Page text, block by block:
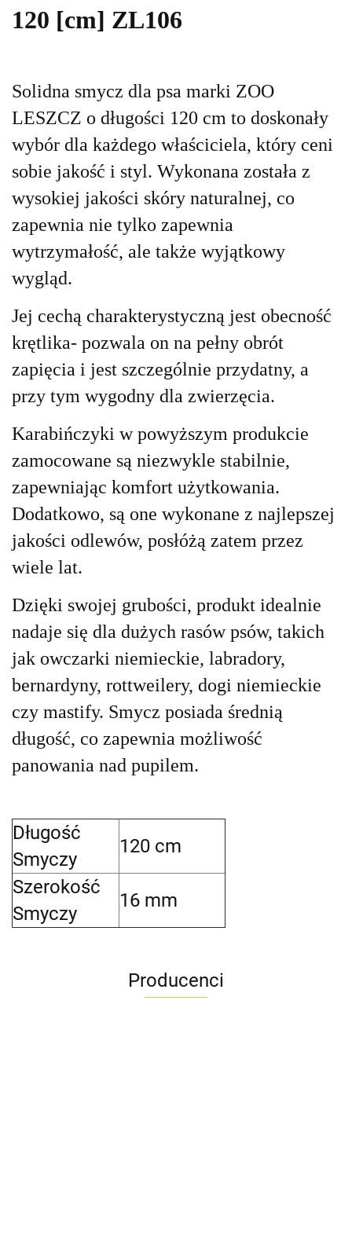
120 [cm] ZL106
Solidna smycz dla psa marki ZOO
LESZCZ o długości 120 cm to doskonały
wybór dla każdego właściciela, który ceni
sobie jakość i styl. Wykonana została z
wysokiej jakości skóry naturalnej, co
zapewnia nie tylko zapewnia
wytrzymałość, ale także wyjątkowy
wygląd.
Jej cechą charakterystyczną jest obecność
krętlika- pozwala on na pełny obrót
zapięcia i jest szczególnie przydatny, a
przy tym wygodny dla zwierzęcia.
Karabińczyki w powyższym produkcie
zamocowane są niezwykle stabilnie,
zapewniając komfort użytkowania.
Dodatkowo, są one wykonane z najlepszej
jakości odlewów, posłóżą zatem przez
wiele lat.
Dzięki swojej grubości, produkt idealnie
nadaje się dla dużych rasów psów, takich
jak owczarki niemieckie, labradory,
bernardyny, rottweilery, dogi niemieckie
czy mastify. Smycz posiada średnią
długość, co zapewnia możliwość
panowania nad pupilem.
Długość
Smyczy
120 cm
Szerokość
Smyczy
16 mm
Producenci